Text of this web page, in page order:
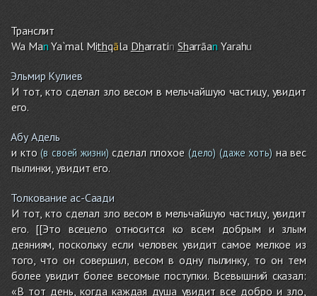
Транслит
Wa ManYa`mal Mithqāla Dharratin Sharrāan Yarahu
Эльмир Кулиев
И тот, кто сделал зло весом в мельчайшую частицу, увидит
его.
Абу Адель
и кто(в своей жизни)сделал плохое (дело) (даже хоть)на вес
пылинки, увидит его.
Толкование ас-Саади
И тот, кто сделал зло весом в мельчайшую частицу, увидит
его. [[Это всецело относится ко всем добрым и злым
деяниям, поскольку если человек увидит самое мелкое из
того, что он совершил, весом в одну пылинку, то он тем
более увидит более весомые поступки. Всевышний сказал:
«В тот день, когда каждая душа увидит все добро и зло,